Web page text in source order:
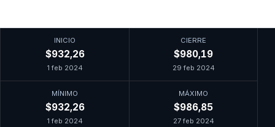
INICIO
$932,26
1 feb 2024
CIERRE
$980,19
29 feb 2024
MÍNIMO
$932,26
1 feb 2024
MÁXIMO
$986,85
27 feb 2024